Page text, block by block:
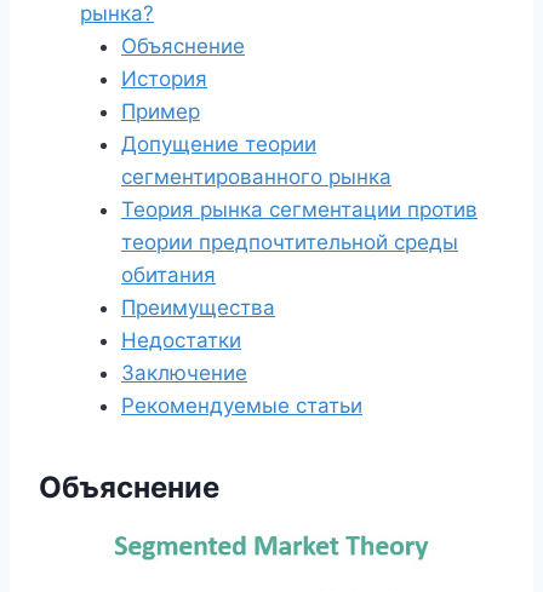
рынка?
Объяснение
История
Пример
Допущение теории
сегментированного рынка
Теория рынка сегментации против
теории предпочтительной среды
обитания
Преимущества
Недостатки
Заключение
Рекомендуемые статьи
Объяснение